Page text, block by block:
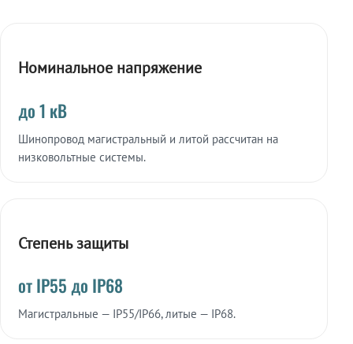
Номинальное напряжение
до 1 кВ
Шинопровод магистральный и литой рассчитан на
низковольтные системы.
Степень защиты
от IP55 до IP68
Магистральные — IP55/IP66, литые — IP68.